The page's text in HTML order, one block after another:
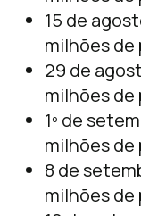
15 de
milhões de
29 de
milhões de
1º de
milhões de
8 de
milhões de